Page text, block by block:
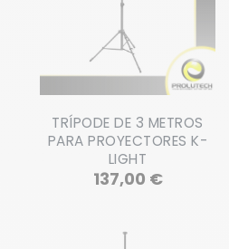
TRÍPODE DE 3 METROS
PARA PROYECTORES K-
LIGHT
137,00 €Precio